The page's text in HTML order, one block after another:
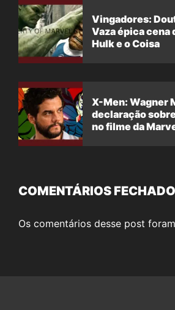
Vingadores:
Vaza épica cena
Hulk e o Coisa
X-Men: Wagner
declaração
no filme da
COMENTÁRIOS
Os comentários desse post